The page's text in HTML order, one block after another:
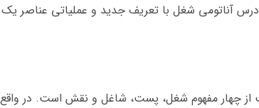
آناتومی شغل با تعریف جدید و عملیاتی عناصر
چهار مفهوم شغل، پست، شاغل و نقش است. در واقع